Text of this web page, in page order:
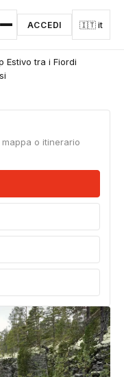
ACCEDI 🇮🇹 it
Estivo tra i Fiordi
o itinerario